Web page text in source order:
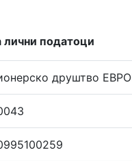
лични податоци
друштво